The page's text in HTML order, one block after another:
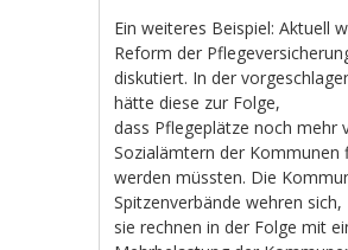
Ein weiteres Beispiel: Aktuell
Reform der
diskutiert. In der
hätte diese zur Folge,
dass Pflegeplätze noch mehr
Sozialämtern der Kommunen
werden müssten. Die
Spitzenverbände wehren sich,
sie rechnen in der Folge mit